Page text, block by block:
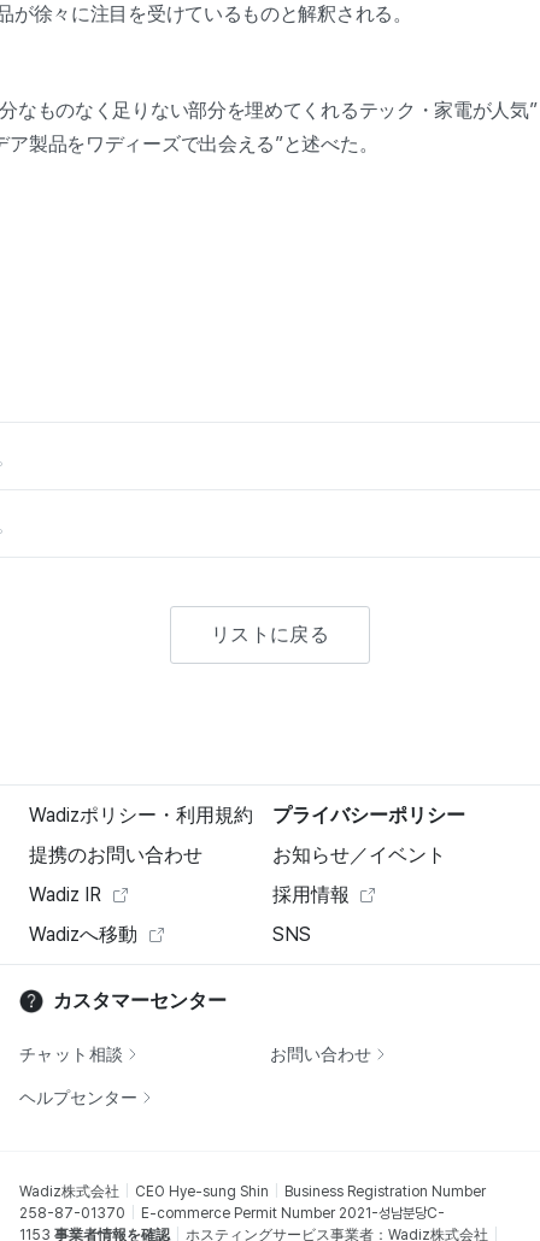
が徐々に注目を受けているものと解釈される。
なものなく足りない部分を埋めてくれるテック・家電が人気
製品をワディーズで出会える”と述べた。
リストに戻る
Wadizポリシー・利用規約
プライバシーポリシー
提携のお問い合わせ
お知らせ／イベント
Wadiz IR
採用情報
Wadizへ移動
SNS
カスタマーセンター
チャット相談 お問い合わせ
ヘルプセンター
Wadiz株式会社 CEO Hye-sung Shin
Business Registration Number
258-87-01370
E-commerce Permit Number 2021-성남분당C-
1153 事業者情報を確認 ホスティングサービス事業者：Wadiz株式会社